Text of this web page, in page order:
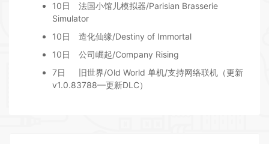
10日
法国小馆儿模拟器/Parisian Brasserie
Simulator
10日
造化仙缘/Destiny of Immortal
10日
公司崛起/Company Rising
7日
旧世界/Old World 单机/支持网络联机（更新
v1.0.83788—更新DLC）